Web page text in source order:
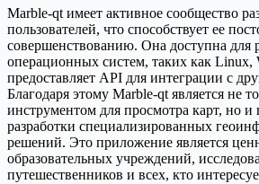
Marble-qt имеет активное сообщество
пользователей, что способствует ее
совершенствованию. Она доступна для
операционных систем, таких как Linux,
предоставляет API для интеграции с
Благодаря этому Marble-qt является не
инструментом для просмотра карт, но
разработки специализированных
решений. Это приложение является
образовательных учреждений,
путешественников и всех, кто